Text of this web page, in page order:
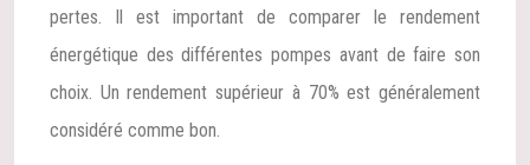
pertes. Il est important de comparer le rendement
énergétique des différentes pompes avant de faire son
choix. Un rendement supérieur à 70% est généralement
considéré comme bon.